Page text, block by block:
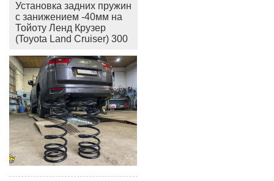
Установка задних пружин
с занижением -40мм на
Тойоту Ленд Крузер
(Toyota Land Cruiser) 300